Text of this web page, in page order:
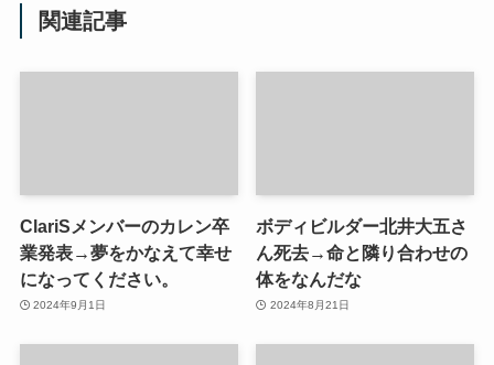
関連記事
ClariSメンバーのカレン卒
業発表→夢をかなえて幸せ
になってください。
2024年9月1日
ボディビルダー北井大五さ
ん死去→命と隣り合わせの
体をなんだな
2024年8月21日